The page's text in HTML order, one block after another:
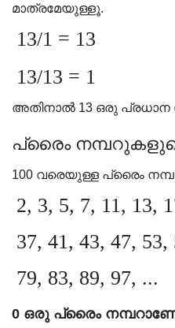
മാത്രമേയുള്ളൂ.
13/1 = 13
13/13 = 1
അതിനാൽ 13 ഒരു
പ്രൈം നമ്പറുകളുടെ
100 വരെയുള്ള പ്രൈം
2, 3, 5, 7, 11, 13,
37, 41, 43, 47,
79, 83, 89, 97, ...
0 ഒരു പ്രൈം